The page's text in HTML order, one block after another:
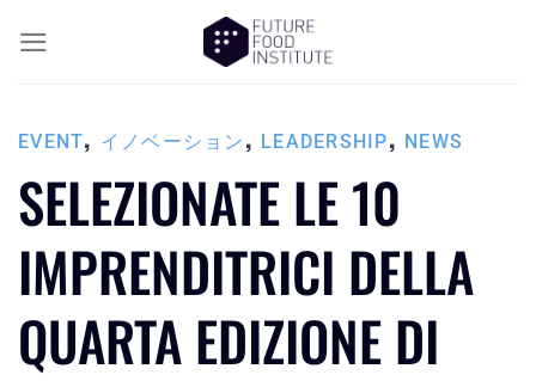
EVENT, イノベーション , LEADERSHIP, NEWS
SELEZIONATE LE 10
IMPRENDITRICI DELLA
QUARTA EDIZIONE DI